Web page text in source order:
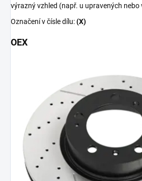
výrazný vzhled (např. u upravených
Označení v čísle dílu:(X)
OEX